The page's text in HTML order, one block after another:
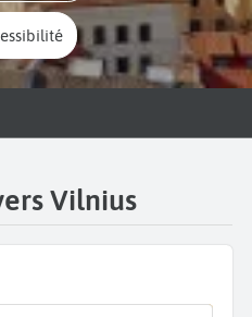
Vilnius